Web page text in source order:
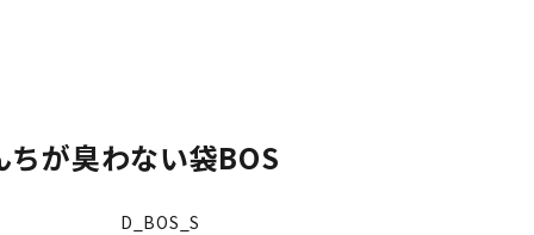
ちが臭わない袋BOS
D_BOS_S